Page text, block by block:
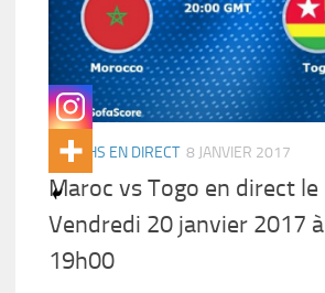
MATCHS EN DIRECT 8 JANVIER 2017
Maroc vs Togo en direct le
Vendredi 20 janvier 2017 à
19h00